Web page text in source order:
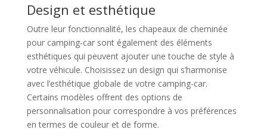
Design et esthétique
Outre leur fonctionnalité, les chapeaux de cheminée
pour camping-car sont également des éléments
esthétiques qui peuvent ajouter une touche de style à
votre véhicule. Choisissez un design qui s’harmonise
avec l’esthétique globale de votre camping-car.
Certains modèles offrent des options de
personnalisation pour correspondre à vos préférences
en termes de couleur et de forme.